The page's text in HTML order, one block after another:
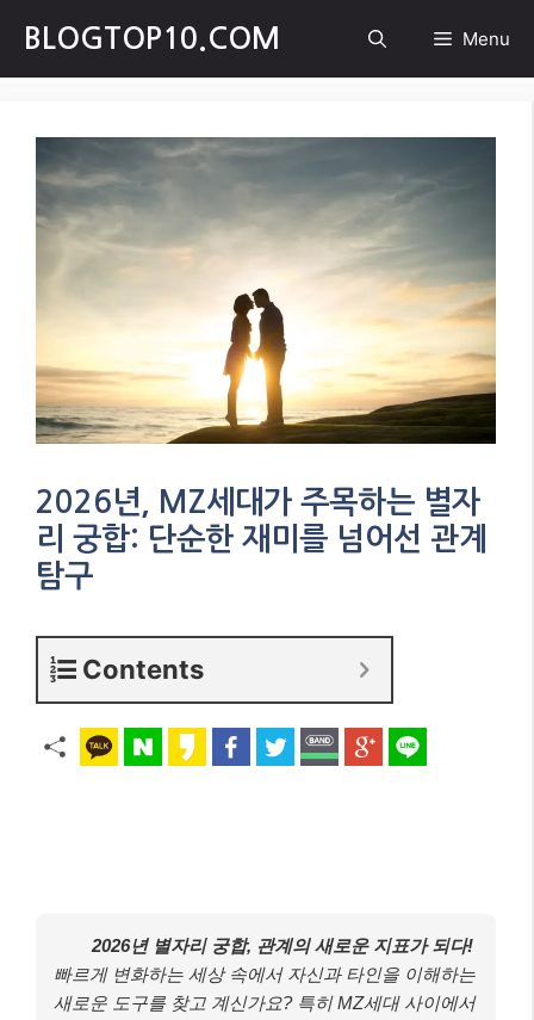
content
BLOGTOP10.COM Menu
2026년, MZ세대가 주목하는 별자
리 궁합: 단순한 재미를 넘어선 관계
탐구
Contents
2026년 별자리 궁합, 관계의 새로운 지표가 되다!
빠르게 변화하는 세상 속에서 자신과 타인을 이해하는
새로운 도구를 찾고 계신가요? 특히 MZ세대 사이에서